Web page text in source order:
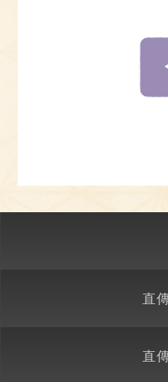
直
直